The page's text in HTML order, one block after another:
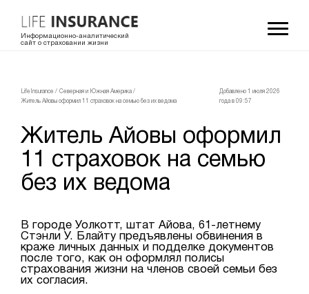
Информационно-аналитический
сайт о страховании жизни
LifeInsurance / Северная и Южная Америка /
Житель Айовы оформил 11 страховок на семью без их ведома
Добавлено 1 июля 2026
года в 09:57
Житель Айовы оформил
11 страховок на семью
без их ведома
В городе Уолкотт, штат Айова, 61-летнему
Стэнли У. Блайту предъявлены обвинения в
краже личных данных и подделке документов
после того, как он оформлял полисы
страхования жизни на членов своей семьи без
их согласия.